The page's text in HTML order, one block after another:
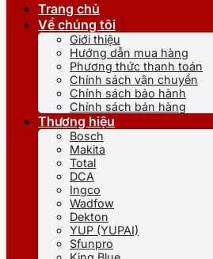
Trang chủ
Về chúng tôi
Giới thiệu
Hướng dẫn mua hàng
Phương thức thanh toán
Chính sách vận chuyển
Chính sách bảo hành
Chính sách bán hàng
Thương hiệu
Bosch
Makita
Total
DCA
Ingco
Wadfow
Dekton
YUP (YUPAI)
Sfunpro